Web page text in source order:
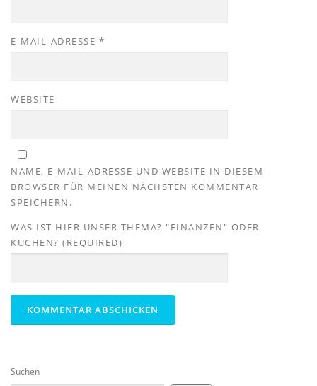
E-MAIL-ADRESSE *
WEBSITE
NAME, E-MAIL-ADRESSE UND WEBSITE IN DIESEM
BROWSER FÜR MEINEN NÄCHSTEN KOMMENTAR
SPEICHERN.
WAS IST HIER UNSER THEMA? "FINANZEN" ODER
KUCHEN? (REQUIRED)
Suchen